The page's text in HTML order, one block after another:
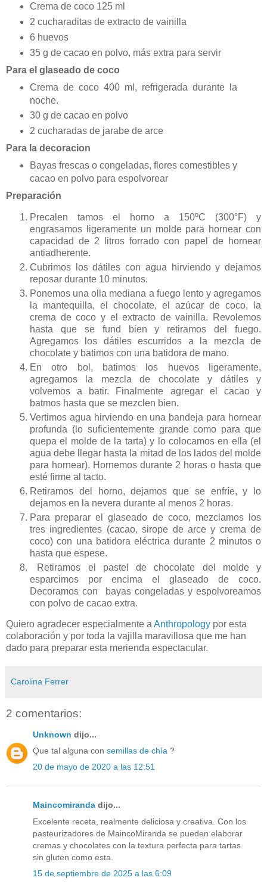
Crema de coco 125 ml
2 cucharaditas de extracto de vainilla
6 huevos
35 g de cacao en polvo, más extra para servir
Para el glaseado de coco
Crema de coco 400 ml, refrigerada durante la
noche.
30 g de cacao en polvo
2 cucharadas de jarabe de arce
Para la decoracion
Bayas frescas o congeladas, flores comestibles y
cacao en polvo para espolvorear
Preparación
Precalen tamos el horno a 150ºC (300°F) y
engrasamos ligeramente un molde para hornear con
capacidad de 2 litros forrado con papel de hornear
antiadherente.
Cubrimos los dátiles con agua hirviendo y dejamos
reposar durante 10 minutos.
Ponemos una olla mediana a fuego lento y agregamos
la mantequilla, el chocolate, el azúcar de coco, la
crema de coco y el extracto de vainilla. Revolemos
hasta que se fund bien y retiramos del fuego.
Agregamos los dátiles escurridos a la mezcla de
chocolate y batimos con una batidora de mano.
En otro bol, batimos los huevos ligeramente,
agregamos la mezcla de chocolate y dátiles y
volvemos a batir. Finalmente agregar el cacao y
batmos hasta que se mezclen bien.
Vertimos agua hirviendo en una bandeja para hornear
profunda (lo suficientemente grande como para que
quepa el molde de la tarta) y lo colocamos en ella (el
agua debe llegar hasta la mitad de los lados del molde
para hornear). Hornemos durante 2 horas o hasta que
esté firme al tacto.
Retiramos del horno, dejamos que se enfríe, y lo
dejamos en la nevera durante al menos 2 horas.
Para preparar el glaseado de coco, mezclamos los
tres ingredientes (cacao, sirope de arce y crema de
coco) con una batidora eléctrica durante 2 minutos o
hasta que espese.
Retiramos el pastel de chocolate del molde y
esparcimos por encima el glaseado de coco.
Decoramos con bayas congeladas y espolvoreamos
con polvo de cacao extra.
Quiero agradecer especialmente aAnthropology por esta
colaboración y por toda la vajilla maravillosa que me han
dado para preparar esta merienda espectacular.
Carolina Ferrer
2 comentarios:
Unknown dijo...
Que tal alguna con semillas de chía ?
20 de mayo de 2020 a las 12:51
Maincomiranda dijo...
Excelente receta, realmente deliciosa y creativa. Con los
pasteurizadores de MaincoMiranda se pueden elaborar
cremas y chocolates con la textura perfecta para tartas
sin gluten como esta.
15 de septiembre de 2025 a las 6:09